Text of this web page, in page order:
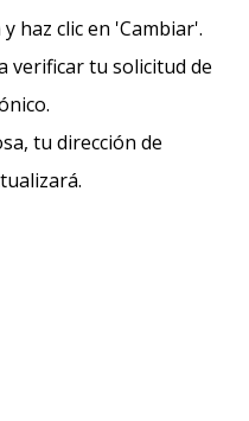
haz clic en 'Cambiar'.
verificar tu solicitud de
tu dirección de